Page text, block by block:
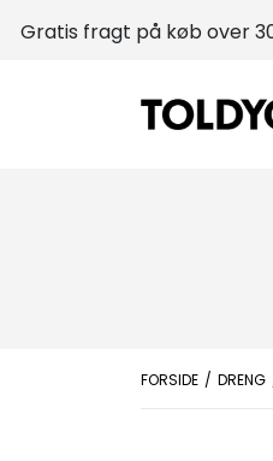
Gratis fragt på køb over
FORSIDE DRENG